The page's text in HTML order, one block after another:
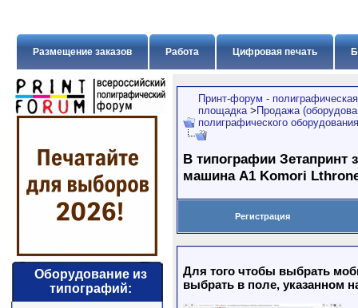
Цифровая печать
Работа
Размещение заказов
Оборудование из
типографий:
Принт-форум -
площадка > Продажа
полиграфического оборудования
В типографии Зетапринт
машина А1 Komori
Регистрация
Для того чтобы выбрать
выбрать в поле, указанном